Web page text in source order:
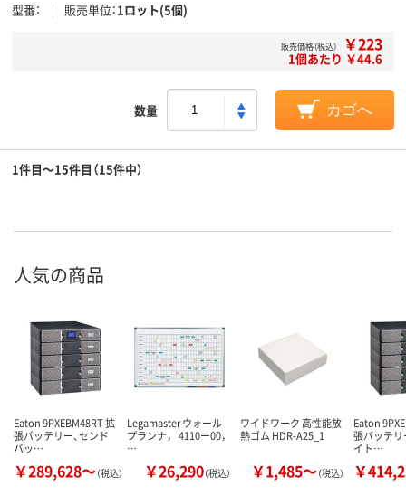
型番 販売単位 1ロット(5個)
販売価格（税込） ￥223
1個あたり ￥44.6
数量 カゴへ
1件目～15件目（15件中）
人気の商品
Eaton 9PXEBM48RT 拡
張バッテリー、センド
バッ…
￥289,628～（税込）
Legamaster ウォール
プランナ， 4110ー00，
…
￥26,290（税込）
ワイドワーク 高性能放
熱ゴム HDR-A25_1
￥1,485～（税込）
Eaton
張バッテリ
イト…
￥